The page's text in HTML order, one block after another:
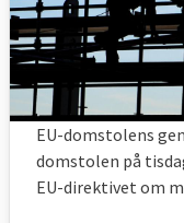
EU-domstolens
domstolen på
EU-direktivet om